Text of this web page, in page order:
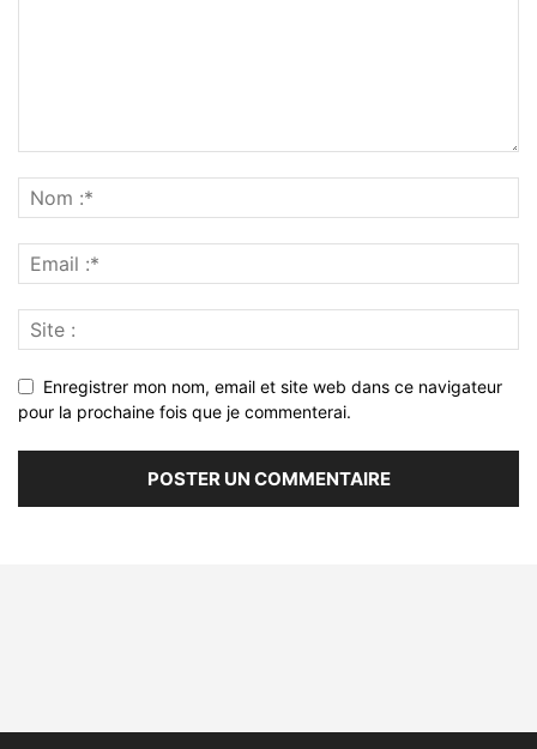
Enregistrer mon nom, email et site web dans ce navigateur
pour la prochaine fois que je commenterai.